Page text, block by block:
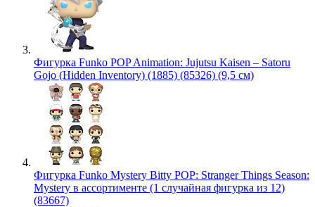
Фигурка Funko POP Animation: Jujutsu Kaisen – Satoru
Gojo (Hidden Inventory) (1885) (85326) (9,5 см)
Фигурка Funko Mystery Bitty POP: Stranger Things Season:
Mystery в ассортименте (1 случайная фигурка из 12)
(83667)